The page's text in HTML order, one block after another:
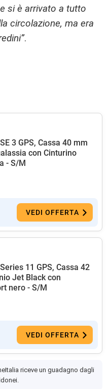
si è arrivato a tutto
circolazione, ma era
.
3 GPS, Cassa 40 mm
con Cinturino
- S/M
VEDI OFFERTA
11 GPS, Cassa 42
Jet Black con
nero - S/M
VEDI OFFERTA
riceve un guadagno dagli